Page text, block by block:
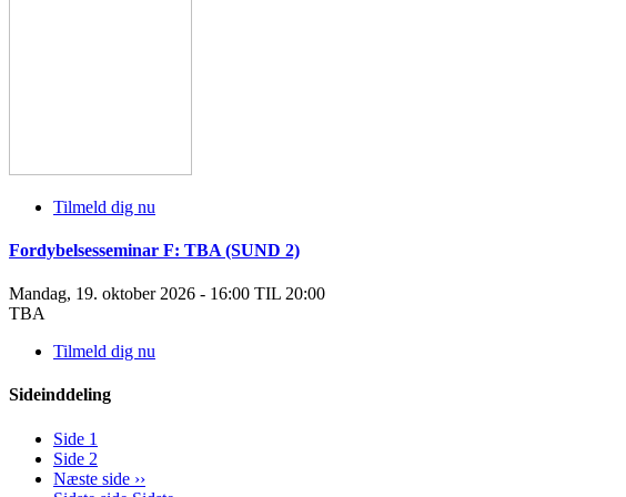
Tilmeld dig nu
Fordybelsesseminar F: TBA (SUND 2)
Mandag, 19. oktober 2026 - 16:00 TIL 20:00
TBA
Tilmeld dig nu
Sideinddeling
Side 1
Side 2
Næste side ››